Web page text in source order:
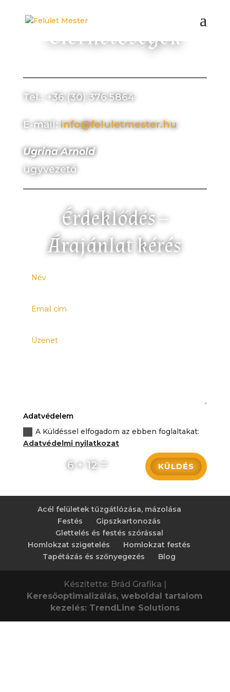
Elérhetőségek
Tel.: +36 (30) 376 5864
E-mail:info@feluletmester.hu
Ugrina Arnold
ügyvezető
Érdeklődés –
Árajánlat kérés
Adatvédelem
A Küldéssel elfogadom az ebben foglaltakat:
Adatvédelmi nyilatkozat
6 + 12 = KÜLDÉS
Acél felületek tűzgátlózása, mázolása
Festés
Gipszkartonozás
Glettelés és festés szórással
Homlokzat szigetelés
Homlokzat festés
Tapétázás és szőnyegezés
Blog
Készítette: Brád Grafika |
Keresőoptimalizálás, weboldal tartalom
kezelés: TrendLine Solutions